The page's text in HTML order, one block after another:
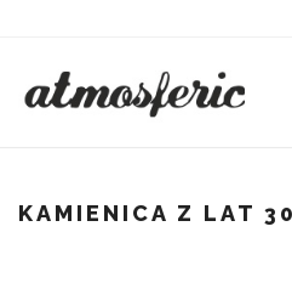
KAMIENICA Z LAT